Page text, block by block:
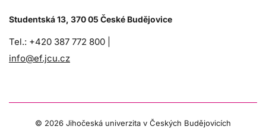
Studentská 13, 370 05 České Budějovice
Tel.: +420 387 772 800 |
info@ef.jcu.cz
© 2026 Jihočeská univerzita v Českých Budějovicích